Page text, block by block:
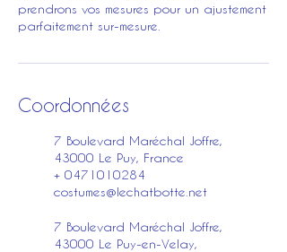
prendrons vos mesures pour un ajustement
parfaitement sur-mesure.
Coordonnées
7 Boulevard Maréchal Joffre,
43000 Le Puy, France
+ 0471010284
costumes@lechatbotte.net
7 Boulevard Maréchal Joffre,
43000 Le Puy-en-Velay,